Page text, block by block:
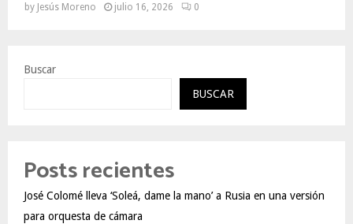
by Jesús Moreno julio 16, 2026 0
Buscar
BUSCAR
Posts recientes
José Colomé lleva ‘Soleá, dame la mano’ a Rusia en una versión
para orquesta de cámara